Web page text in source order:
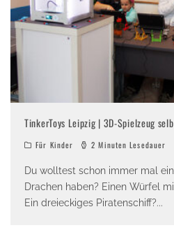
TinkerToys Leipzig | 3D-Spielzeug
Für Kinder 2 Minuten Lesedauer
Du wolltest schon immer mal
Drachen haben? Einen Würfel
Ein dreieckiges Piratenschiff?...